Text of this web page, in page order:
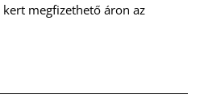
megfizethető áron az